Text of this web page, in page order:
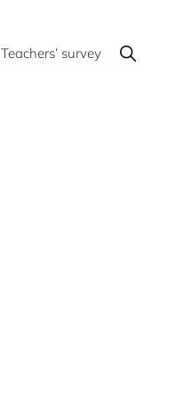
Teachers’ survey Show
Search